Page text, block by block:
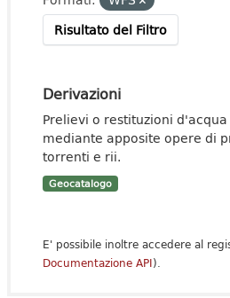
Risultato del Filtro
Derivazioni
Prelievi o restituzioni
mediante apposite opere di
torrenti e rii.
Geocatalogo
E' possibile inoltre accedere al
Documentazione API).